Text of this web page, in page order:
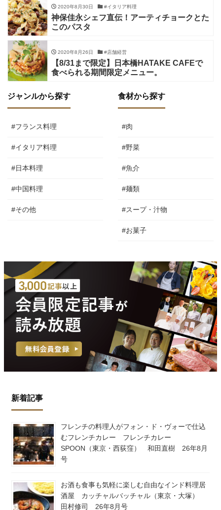
2020年8月30日 #イタリア料理
神保佳永シェフ直伝！アーティチョークとた
このパスタ
2020年8月26日 #店舗経営
【8/31まで限定】日本橋HATAKE CAFEで
食べられる期間限定メニュー。
ジャンルから探す
#フランス料理
#イタリア料理
#日本料理
#中国料理
#その他
食材から探す
#肉
#野菜
#魚介
#麺類
#スープ・汁物
#お菓子
新着記事
フレンチの料理人がフォン・ド・ヴォーで仕込
むフレンチカレー フレンチカレー
SPOON（東京・西荻窪） 和田直樹 26年8月
号
お酒も食事も気軽に楽しむ自由なインド料理居
酒屋 カッチャルバッチャル（東京・大塚）
田村修司 26年8月号